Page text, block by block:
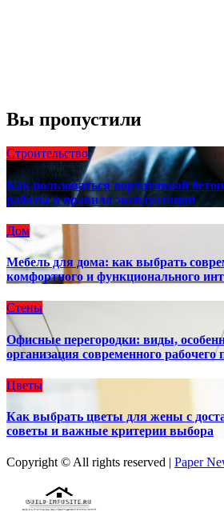
Вы пропустили
Строительство
Как пользоваться портативной
работы и правила эксплуатации
Дом
Мебель для дома: как выбрать
комфортного и функционального
Стены
Офисные перегородки: виды,
организация современного рабочего
Цветы
Как выбрать цветы для жены с
советы и важные критерии выбора
Copyright © All rights reserved Paper